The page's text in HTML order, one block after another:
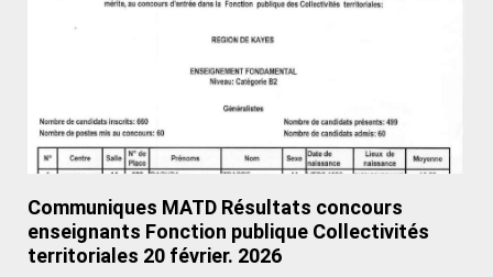
Communiques MATD Résultats concours
enseignants Fonction publique Collectivités
territoriales 20 février. 2026